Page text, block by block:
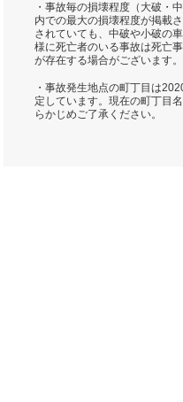
・事故毎の損壊程度（大破・
内での最大の損壊程度が掲載
されていても、中破や小破の
様に死亡者のいる事故は死亡
が存在する場合がございます
・事故発生地点の町丁目は
定しています。現在の町丁目
らかじめご了承ください。